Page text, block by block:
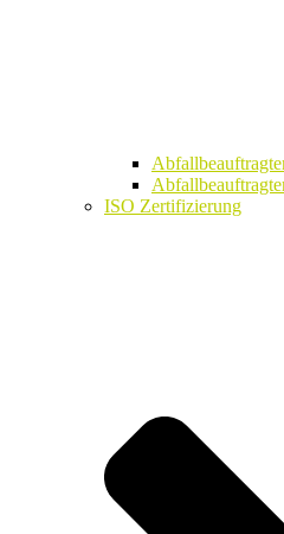
ISO Zertifizierung